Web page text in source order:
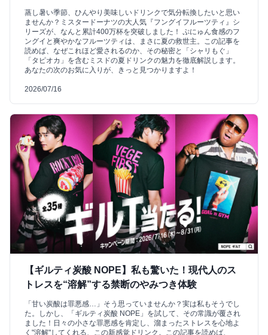
蒸し暑い季節、ひんやり美味しいドリンクで気分転換したいと思い
ませんか？ミスタードーナツの大人気『フングイフルーツティ』シ
リーズが、なんと累計400万杯を突破しました！ ぷにゅん食感のフ
ングイと爽やかなフルーツティは、まさに夏の救世主。この記事を
読めば、なぜこれほど愛されるのか、その秘密と「シャリもぐ」
「タピオカ」を含むミスドの夏ドリンクの魅力を徹底解説します。
あなたの次のお気に入りが、きっと見つかりますよ！
2026/07/16
【ギルティ炭酸 NOPE】私も驚いた！現代人のス
トレスを“溶解”する禁断のやみつき体験
「甘い炭酸は罪悪感…」そう思っていませんか？実は私もそうでし
た。しかし、「ギルティ炭酸 NOPE」を試して、その常識が覆され
ました！日々の小さな罪悪感を肯定し、溜まったストレスを心地よ
く"溶解"してくれる、この新感覚ドリンク。この記事を読めば、